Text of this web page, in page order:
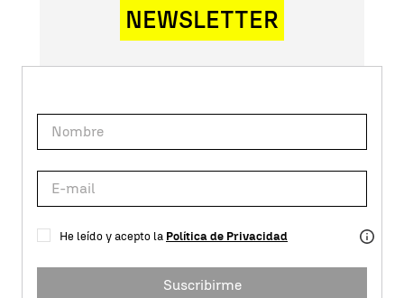
NEWSLETTER
He leído y acepto la Política de Privacidad
Suscribirme